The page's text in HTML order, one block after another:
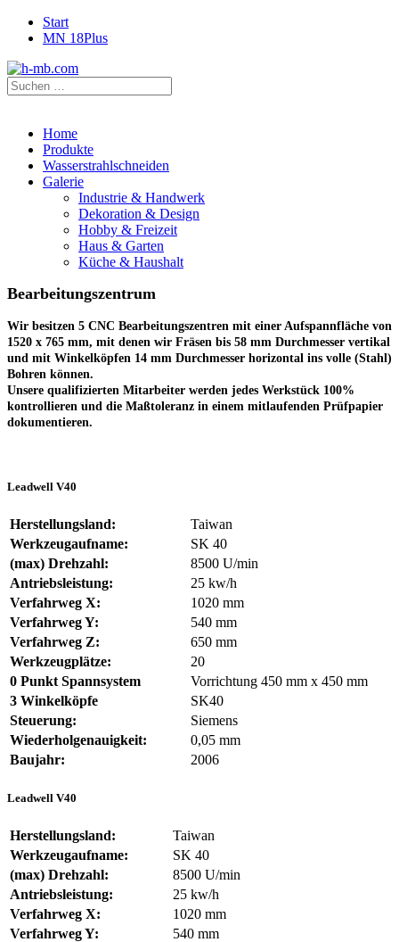
Start
MN 18Plus
Home
Produkte
Wasserstrahlschneiden
Galerie
Industrie & Handwerk
Dekoration & Design
Hobby & Freizeit
Haus & Garten
Küche & Haushalt
Bearbeitungszentrum
Wir besitzen 5 CNC Bearbeitungszentren mit einer Aufspannfläche von
1520 x 765 mm, mit denen wir Fräsen bis 58 mm Durchmesser vertikal
und mit Winkelköpfen 14 mm Durchmesser horizontal ins volle (Stahl)
Bohren können.
Unsere qualifizierten Mitarbeiter werden jedes Werkstück 100%
kontrollieren und die Maßtoleranz in einem mitlaufenden Prüfpapier
dokumentieren.
Leadwell V40
Herstellungsland:
Taiwan
Werkzeugaufname:
SK 40
(max) Drehzahl:
8500 U/min
Antriebsleistung:
25 kw/h
Verfahrweg X:
1020 mm
Verfahrweg Y:
540 mm
Verfahrweg Z:
650 mm
Werkzeugplätze:
20
0 Punkt Spannsystem
Vorrichtung 450 mm x 450 mm
3 Winkelköpfe
SK40
Steuerung:
Siemens
Wiederholgenauigkeit:
0,05 mm
Baujahr:
2006
Leadwell V40
Herstellungsland:
Taiwan
Werkzeugaufname:
SK 40
(max) Drehzahl:
8500 U/min
Antriebsleistung:
25 kw/h
Verfahrweg X:
1020 mm
Verfahrweg Y:
540 mm